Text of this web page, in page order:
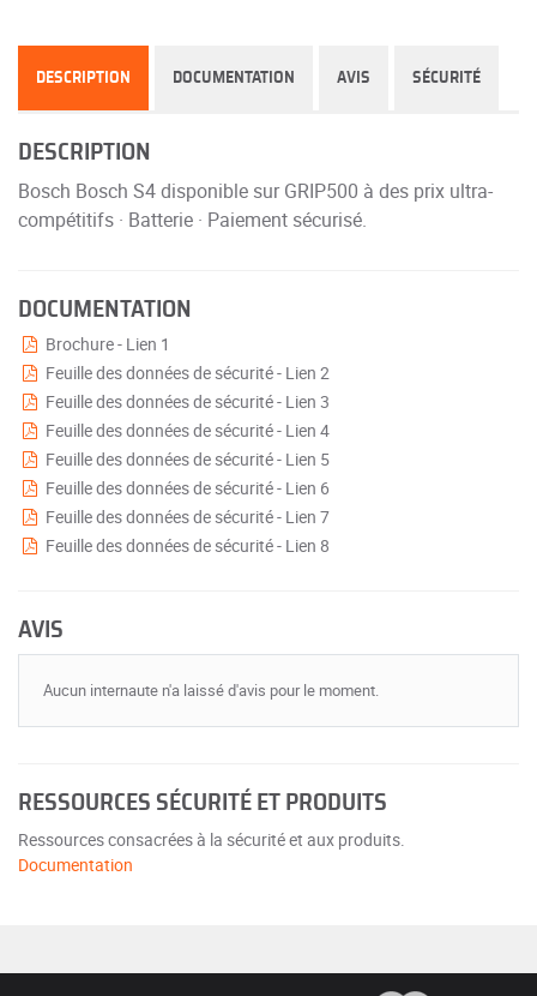
DESCRIPTION DOCUMENTATION AVIS SÉCURITÉ
DESCRIPTION
Bosch Bosch S4 disponible sur GRIP500 à des prix ultra-
compétitifs · Batterie · Paiement sécurisé.
DOCUMENTATION
Brochure - Lien 1
Feuille des données de sécurité - Lien 2
Feuille des données de sécurité - Lien 3
Feuille des données de sécurité - Lien 4
Feuille des données de sécurité - Lien 5
Feuille des données de sécurité - Lien 6
Feuille des données de sécurité - Lien 7
Feuille des données de sécurité - Lien 8
AVIS
Aucun internaute n'a laissé d'avis pour le moment.
RESSOURCES SÉCURITÉ ET PRODUITS
Ressources consacrées à la sécurité et aux produits.
Documentation